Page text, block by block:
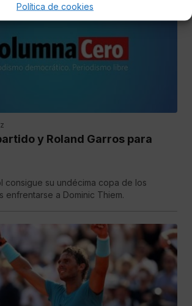
Política de cookies
y Roland Garros para
consigue su undécima copa de los
enfrentarse a Dominic Thiem.